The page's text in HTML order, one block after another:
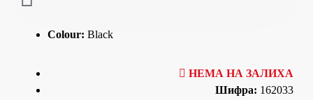
Colour: Black
НЕМА НА ЗАЛИХА
Шифра: 162033